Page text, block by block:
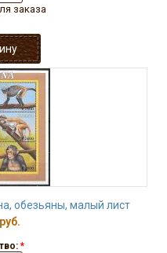
заказа
обезьяны, малый лист
*